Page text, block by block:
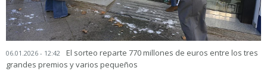
06.01.2026 - 12:42
El sorteo reparte 770 millones de euros entre los tres
grandes premios y varios pequeños